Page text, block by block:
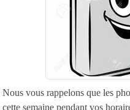
Nous vous rappelons que les
cette semaine pendant vos